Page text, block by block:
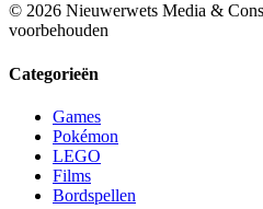
© 2026 Nieuwerwets Media &
voorbehouden
Categorieën
Games
Pokémon
LEGO
Films
Bordspellen